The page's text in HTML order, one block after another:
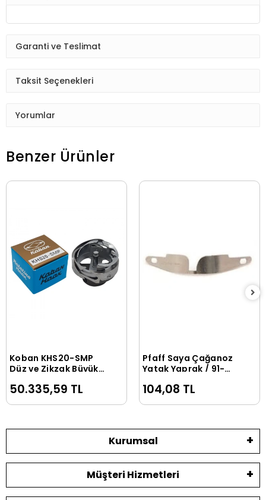
Garanti ve Teslimat
Taksit Seçenekleri
Yorumlar
Benzer Ürünler
Sepete Ekle
Koban KHS20-SMP
Düz ve Zikzak Büyük
50.335,59 TL
Sepete Ekle
Pfaff Saya Çağanoz
Yatak Yaprak / 91-
104,08 TL
Kurumsal
Müşteri Hizmetleri